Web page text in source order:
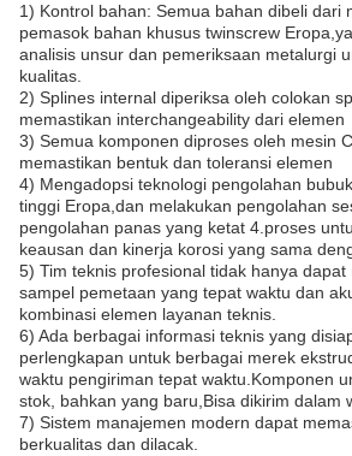
1) Kontrol bahan: Semua bahan dibeli dari
pemasok bahan khusus twinscrew
analisis unsur dan pemeriksaan metalurgi
kualitas.
2) Splines internal diperiksa oleh colokan
memastikan interchangeability dari elemen
3) Semua komponen diproses oleh mesin
memastikan bentuk dan toleransi elemen
4) Mengadopsi teknologi pengolahan
tinggi Eropa,dan melakukan pengolahan
pengolahan panas yang ketat 4.proses
keausan dan kinerja korosi yang sama
5) Tim teknis profesional tidak hanya
sampel pemetaan yang tepat waktu dan
kombinasi elemen layanan teknis.
6) Ada berbagai informasi teknis yang
perlengkapan untuk berbagai merek
waktu pengiriman tepat waktu.Komponen
stok, bahkan yang baru,Bisa dikirim dalam
7) Sistem manajemen modern dapat
berkualitas dan dilacak.